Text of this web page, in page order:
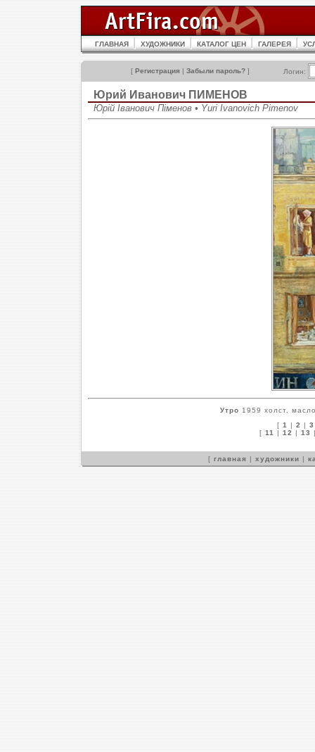
ГЛАВНАЯ ХУДОЖНИКИ КАТАЛОГ ЦЕН ГАЛЕРЕЯ
[ Регистрация | Забыли пароль? ] Логин:
Юрий Иванович ПИМЕНОВ
Юрій Іванович Піменов • Yuri Ivanovich Pimenov
Утро 1959 холст,
[ 1 | 2 | 3
[ 11 | 12 | 13
[ главная | художники |